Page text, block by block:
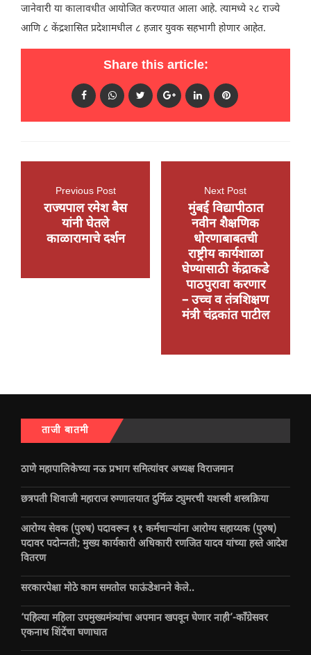
जानेवारी या कालावधीत आयोजित करण्यात आला आहे. त्यामध्ये २८ राज्ये
आणि ८ केंद्रशासित प्रदेशामधील ८ हजार युवक सहभागी होणार आहेत.
Share this article:
Previous Post
राज्यपाल रमेश बैस
यांनी घेतले
काळारामाचे दर्शन
Next Post
मुंबई विद्यापीठात
नवीन शैक्षणिक
धोरणाबाबतची
राष्ट्रीय कार्यशाळा
घेण्यासाठी केंद्राकडे
पाठपुरावा करणार
– उच्च व तंत्रशिक्षण
मंत्री चंद्रकांत पाटील
ताजी बातमी
ठाणे महापालिकेच्या नऊ प्रभाग समित्यांवर अध्यक्ष विराजमान
छत्रपती शिवाजी महाराज रुग्णालयात दुर्मिळ ट्युमरची यशस्वी शस्त्रक्रिया
आरोग्य सेवक (पुरुष) पदावरून ११ कर्मचाऱ्यांना आरोग्य सहाय्यक (पुरुष)
पदावर पदोन्नती; मुख्य कार्यकारी अधिकारी रणजित यादव यांच्या हस्ते आदेश
वितरण
सरकारपेक्षा मोठे काम समतोल फाऊंडेशनने केले..
‘पहिल्या महिला उपमुख्यमंत्र्यांचा अपमान खपवून घेणार नाही’-काँग्रेसवर
एकनाथ शिंदेंचा घणाघात